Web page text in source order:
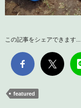
この記事をシェアできます...
featured